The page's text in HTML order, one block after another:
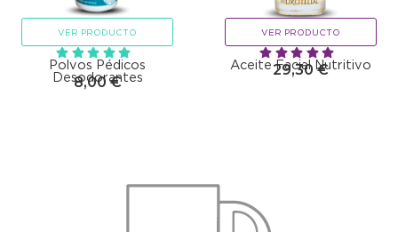
VER PRODUCTO
Polvos Pédicos
Desodorantes
8,00€
VER PRODUCTO
Aceite Facial Nutritivo
29,30€